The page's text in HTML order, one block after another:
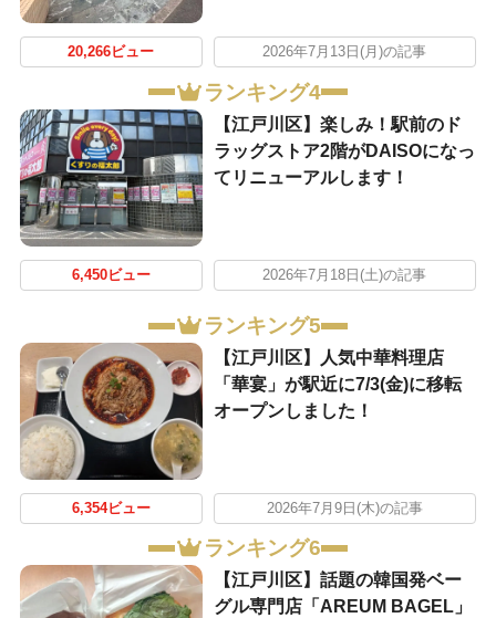
20,266ビュー 2026年7月13日(月)の記事
ランキング4
【江戸川区】楽しみ！駅前のド
ラッグストア2階がDAISOになっ
てリニューアルします！
6,450ビュー 2026年7月18日(土)の記事
ランキング5
【江戸川区】人気中華料理店
「華宴」が駅近に7/3(金)に移転
オープンしました！
6,354ビュー 2026年7月9日(木)の記事
ランキング6
【江戸川区】話題の韓国発ベー
グル専門店「AREUM BAGEL」